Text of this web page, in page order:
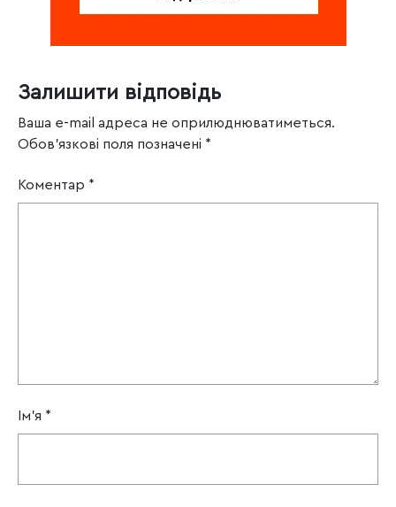
Залишити відповідь
Ваша e-mail адреса не оприлюднюватиметься.
Обов’язкові поля позначені *
Коментар *
Ім'я *